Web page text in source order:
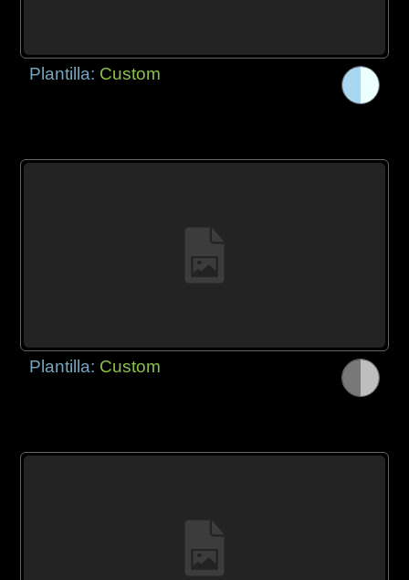
Plantilla: Custom
Plantilla: Custom